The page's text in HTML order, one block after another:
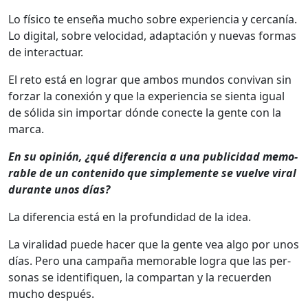
Lo físi­co te enseña mucho sobre expe­ri­en­cia y cer­canía.
Lo dig­i­tal, sobre veloci­dad, adaptación y nuevas for­mas
de inter­ac­tu­ar.
El reto está en lograr que ambos mun­dos con­vi­van sin
forzar la conex­ión y que la expe­ri­en­cia se sien­ta igual
de sól­i­da sin impor­tar dónde conecte la gente con la
mar­ca.
En su opinión, ¿qué difer­en­cia a una pub­li­ci­dad mem­o­
rable de un con­tenido que sim­ple­mente se vuelve viral
durante unos días?
La difer­en­cia está en la pro­fun­di­dad de la idea.
La viral­i­dad puede hac­er que la gente vea algo por unos
días. Pero una cam­paña mem­o­rable logra que las per­
sonas se iden­ti­fiquen, la com­par­tan y la recuer­den
mucho después.